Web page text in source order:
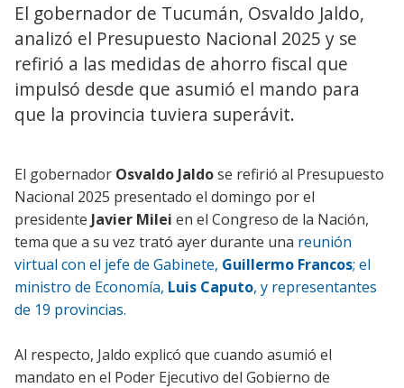
El gobernador de Tucumán, Osvaldo Jaldo,
analizó el Presupuesto Nacional 2025 y se
refirió a las medidas de ahorro fiscal que
impulsó desde que asumió el mando para
que la provincia tuviera superávit.
El gobernador Osvaldo Jaldose refirió al Presupuesto
Nacional 2025 presentado el domingo por el
presidente Javier Milei en el Congreso de la Nación,
tema que a su vez trató ayer durante una reunión
virtual con el jefe de Gabinete, Guillermo Francos; el
ministro de Economía, Luis Caputo, y representantes
de 19 provincias.
Al respecto, Jaldo explicó que cuando asumió el
mandato en el Poder Ejecutivo del Gobierno de